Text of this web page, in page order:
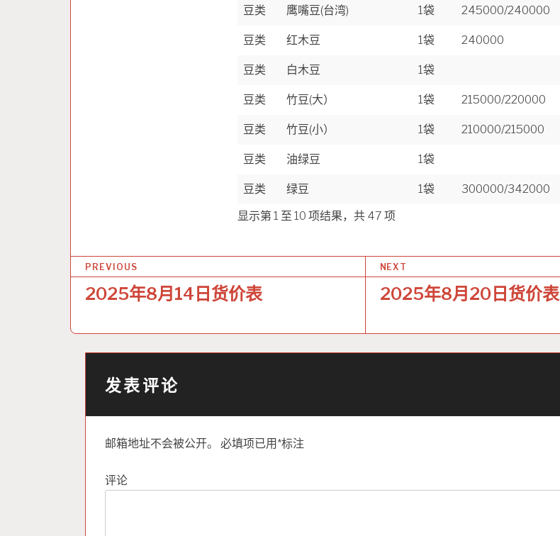
豆类 鹰嘴豆(台湾) 1袋 245000/240000
豆类 红木豆 1袋 240000
豆类 白木豆 1袋
豆类 竹豆(大） 1袋 215000/220000
豆类 竹豆(小） 1袋 210000/215000
豆类 油绿豆 1袋
豆类 绿豆 1袋
300000/342000
显示第 1 至 10 项结果，共 47 项
文
章
航
PREVIOUS
2025年8月14日货价表
NEXT
2025年8月20日货价表
发表评论
邮箱地址不会被公开。 必填项已用 *标注
评论